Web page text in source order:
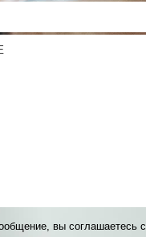
вы соглашаетесь с